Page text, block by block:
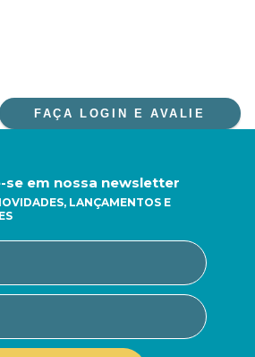
FAÇA LOGIN E AVALIE
se em nossa newsletter
LANÇAMENTOS E